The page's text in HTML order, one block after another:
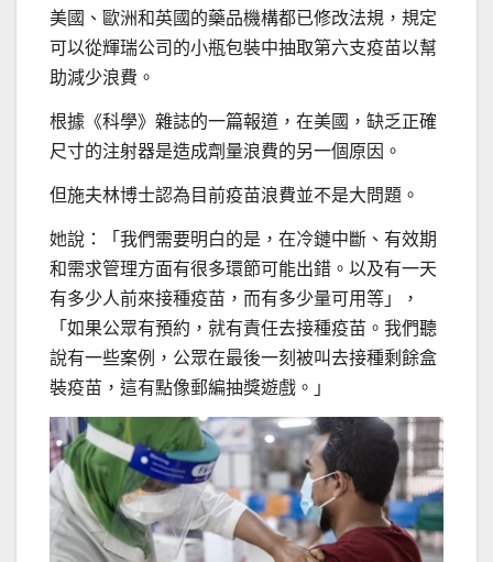
美國、歐洲和英國的藥品機構都已修改法規，規定
可以從輝瑞公司的小瓶包裝中抽取第六支疫苗以幫
助減少浪費。
根據《科學》雜誌的一篇報道，在美國，缺乏正確
尺寸的注射器是造成劑量浪費的另一個原因。
但施夫林博士認為目前疫苗浪費並不是大問題。
她說：「我們需要明白的是，在冷鏈中斷、有效期
和需求管理方面有很多環節可能出錯。以及有一天
有多少人前來接種疫苗，而有多少量可用等」，
「如果公眾有預約，就有責任去接種疫苗。我們聽
說有一些案例，公眾在最後一刻被叫去接種剩餘盒
裝疫苗，這有點像郵編抽獎遊戲。」